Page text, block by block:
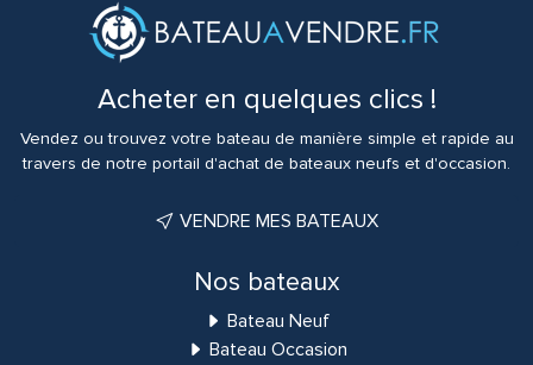
Acheter en quelques clics !
Vendez ou trouvez votre bateau de manière simple et rapide au
travers de notre portail d'achat de bateaux neufs et d'occasion.
VENDRE MES BATEAUX
Nos bateaux
Bateau Neuf
Bateau Occasion